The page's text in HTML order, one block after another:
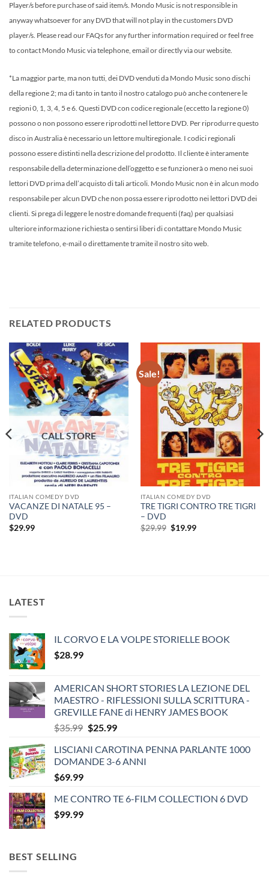
Player/s before purchase of said item/s. Mondo Music is not responsible in
anyway whatsoever for any DVD that will not play in the customers DVD
player/s. Please read our FAQs for any further information required or feel free
to contact Mondo Music via telephone, email or directly via our website.
*La maggior parte, ma non tutti, dei DVD venduti da Mondo Music sono dischi
della regione 2; ma di tanto in tanto il nostro catalogo può anche contenere le
regioni 0, 1, 3, 4, 5 e 6. Questi DVD con codice regionale (eccetto la regione 0)
possono o non possono essere riprodotti nel lettore DVD. Per riprodurre questo
disco in Australia è necessario un lettore multiregionale. I codici regionali
possono essere distinti nella descrizione del prodotto. Il cliente è interamente
responsabile della determinazione dell’oggetto e se funzionerà o meno nei suoi
lettori DVD prima dell’acquisto di tali articoli. Mondo Music non è in alcun modo
responsabile per alcun DVD che non possa essere riprodotto nei lettori DVD dei
clienti. Si prega di leggere le nostre domande frequenti (faq) per qualsiasi
ulteriore informazione richiesta o sentirsi liberi di contattare Mondo Music
tramite telefono, e-mail o direttamente tramite il nostro sito web.
RELATED PRODUCTS
ITALIAN COMEDY DVD
VACANZE DI NATALE 95 –
DVD
$29.99
Sale!
ITALIAN COMEDY DVD
TRE TIGRI CONTRO TRE TIGRI
– DVD
$29.99 Original
$19.99Current
LATEST
IL CORVO E LA VOLPE STORIELLE BOOK
$28.99
AMERICAN SHORT STORIES LA LEZIONE DEL
MAESTRO - RIFLESSIONI SULLA SCRITTURA -
GREVILLE FANE di HENRY JAMES BOOK
$35.99 Original
was:
$35.99.
$25.99Current
is:
$25.99.
LISCIANI CAROTINA PENNA PARLANTE 1000
DOMANDE 3-6 ANNI
$69.99
ME CONTRO TE 6-FILM COLLECTION 6 DVD
$99.99
BEST SELLING